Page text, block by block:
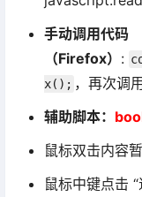
手动调用代码
（Firefox） :
x(); ，再次调
辅助脚本：
鼠标双击内容暂
鼠标中键点击